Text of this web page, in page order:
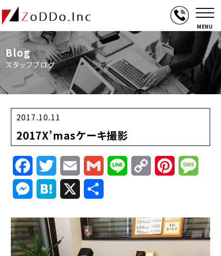
MENU
Blog
スタッフブログ
2017.10.11
2017X’masケーキ撮影
FacebookTwitterEmail Gmail Line
Copy
Link
Pinterest
Messenger
Hatena